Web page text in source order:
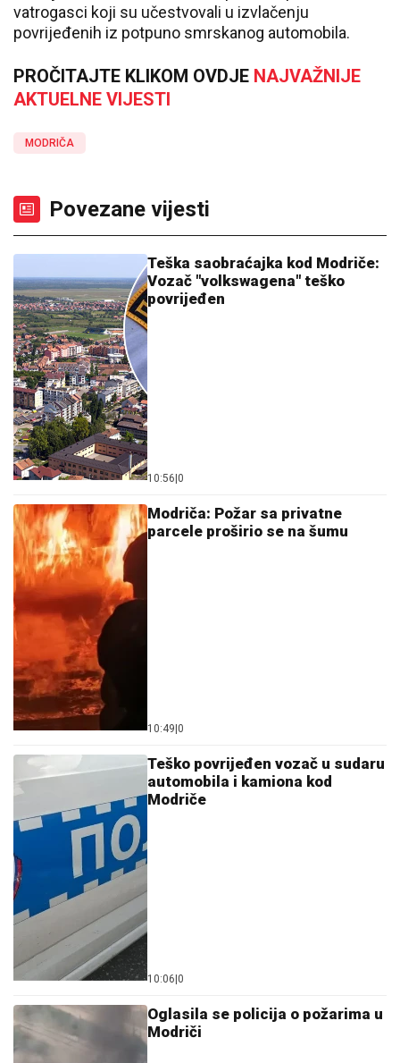
vatrogasci koji su učestvovali u izvlačenju
povrijeđenih iz potpuno smrskanog automobila.
PROČITAJTE KLIKOM OVDJE NAJVAŽNIJE
AKTUELNE VIJESTI
MODRIČA
Povezane vijesti
Teška saobraćajka kod Modriče:
Vozač "volkswagena" teško
povrijeđen
10:56 0
Modriča: Požar sa privatne
parcele proširio se na šumu
10:49 0
Teško povrijeđen vozač u sudaru
automobila i kamiona kod
Modriče
10:06 0
Oglasila se policija o požarima u
Modriči